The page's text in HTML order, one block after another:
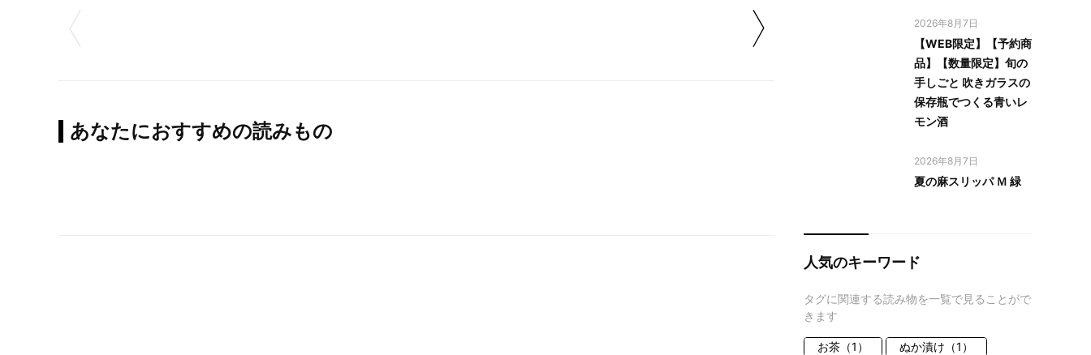
あなたにおすすめの読みもの
2026年8月7日
【WEB限定】【予約商
品】【数量限定】旬の
手しごと 吹きガラスの
保存瓶でつくる青いレ
モン酒
2026年8月7日
夏の麻スリッパ Ｍ 緑
人気のキーワード
タグに関連する読み物を一覧で見ることがで
きます
お茶（1）
ぬか漬け（1）